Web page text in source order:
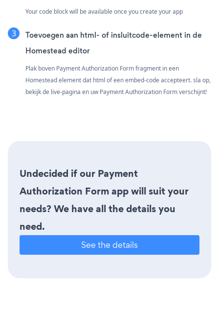
Your code block will be available once you create your app
Toevoegen aan html- of insluitcode-element in de
Homestead editor
Plak boven Payment Authorization Form fragment in een
Homestead element dat html of een embed-code accepteert. sla op,
bekijk de live-pagina en uw Payment Authorization Form verschijnt!
Undecided if our Payment
Authorization Form app will suit your
needs? We have all the details you
need.
See the details